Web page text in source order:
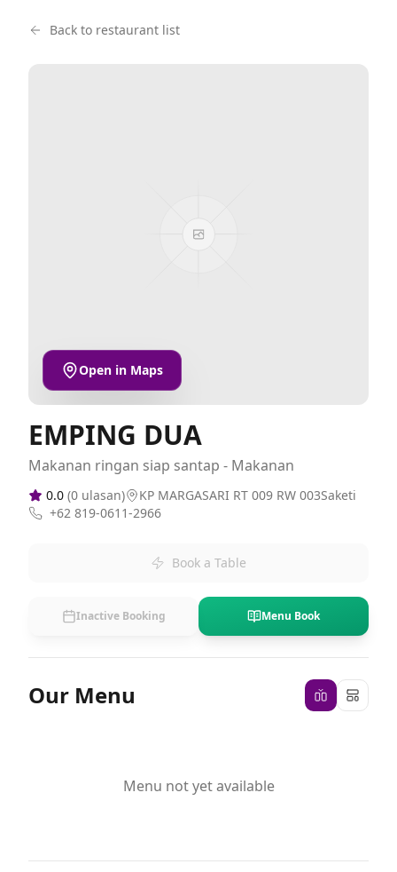
Back to restaurant list
Open in Maps
EMPING DUA
Makanan ringan siap santap - Makanan
0.0 (0 ulasan)
KP MARGASARI RT 009 RW 003Saketi
+62 819-0611-2966
Book a Table
Inactive Booking Menu Book
Our Menu
Menu not yet available